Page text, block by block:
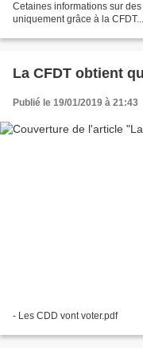
Cetaines informations sur
La CFDT obtient
Publié le 19/01/2019 à 21:43
- Les CDD vont voter.pdf